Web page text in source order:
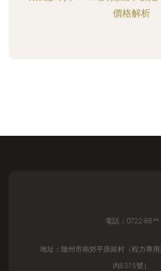
價格解析
電話：0722-88**
地址：隨州市南郊平原崗村（程力專
內8315號）